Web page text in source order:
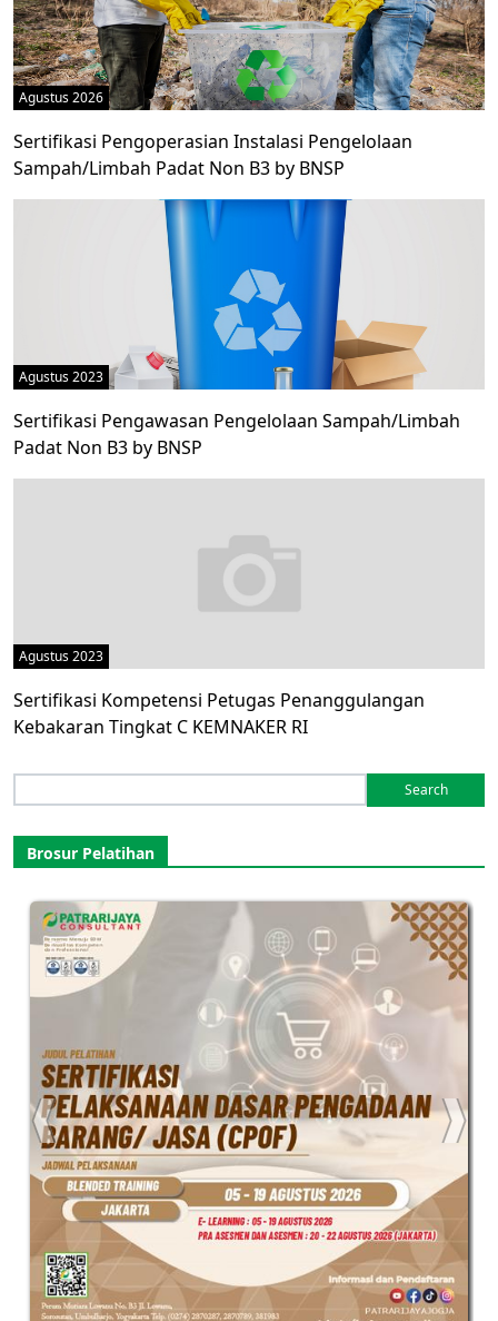
Agustus 2026
Sertifikasi Pengoperasian Instalasi Pengelolaan
Sampah/Limbah Padat Non B3 by BNSP
Agustus 2023
Sertifikasi Pengawasan Pengelolaan Sampah/Limbah
Padat Non B3 by BNSP
Agustus 2023
Sertifikasi Kompetensi Petugas Penanggulangan
Kebakaran Tingkat C KEMNAKER RI
for:
Brosur Pelatihan